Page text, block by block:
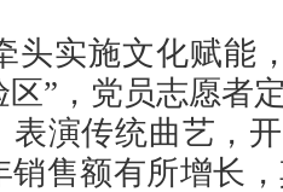
头实施文化赋能
区”，党员志愿者
表演传统曲艺，
销售额有所增长